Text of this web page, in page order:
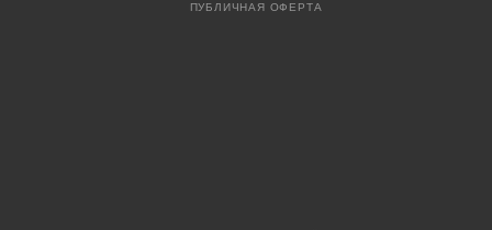
ПУБЛИЧНАЯ ОФЕРТА